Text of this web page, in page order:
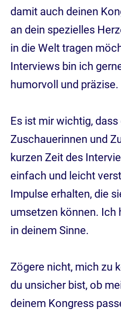
damit auch deinen
an dein spezielles
in die Welt tragen
Interviews bin ich
humorvoll und präzise.
Es ist mir wichtig, dass
Zuschauerinnen und
kurzen Zeit des
einfach und leicht
Impulse erhalten, die
umsetzen können. Ich
in deinem Sinne.
Zögere nicht, mich zu
du unsicher bist, ob
deinem Kongress